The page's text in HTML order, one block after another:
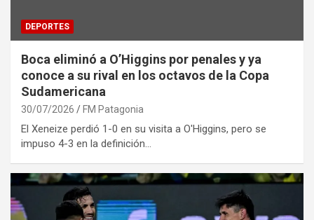
DEPORTES
Boca eliminó a O’Higgins por penales y ya
conoce a su rival en los octavos de la Copa
Sudamericana
30/07/2026 FM Patagonia
El Xeneize perdió 1-0 en su visita a O'Higgins, pero se
impuso 4-3 en la definición…